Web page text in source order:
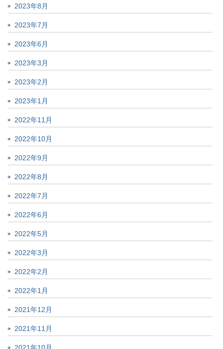
2023年8月
2023年7月
2023年6月
2023年3月
2023年2月
2023年1月
2022年11月
2022年10月
2022年9月
2022年8月
2022年7月
2022年6月
2022年5月
2022年3月
2022年2月
2022年1月
2021年12月
2021年11月